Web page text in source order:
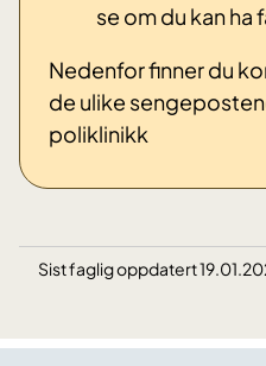
se om du kan ha
Nedenfor finner du
de ulike
poliklinikk
Sist faglig oppdatert